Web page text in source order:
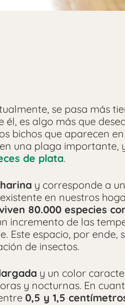
se pasa más
él, es algo más que
bichos que aparecen
una plaga importante,
de plata.
y corresponde a
existente en nuestros
80.000 especies
incremento de las
Este espacio, por ende,
de insectos.
y un color
y nocturnas. En
0,5 y 1,5